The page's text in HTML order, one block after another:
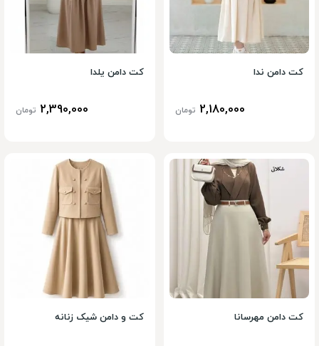
کت دامن ندا
2,180,000 تومان
کت دامن یلدا
2,390,000 تومان
کت دامن مهرسانا کت و دامن شیک زنانه